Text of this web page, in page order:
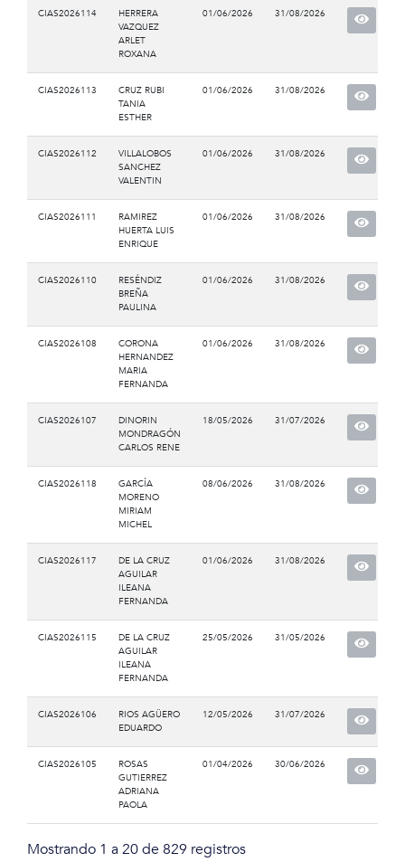
CIAS2026114
HERRERA
VAZQUEZ
ARLET
ROXANA
01/06/2026 31/08/2026
CIAS2026113
CRUZ RUBI
TANIA
ESTHER
01/06/2026 31/08/2026
CIAS2026112
VILLALOBOS
SANCHEZ
VALENTIN
01/06/2026 31/08/2026
CIAS2026111
RAMIREZ
HUERTA LUIS
ENRIQUE
01/06/2026 31/08/2026
CIAS2026110
RESÉNDIZ
BREÑA
PAULINA
01/06/2026 31/08/2026
CIAS2026108
CORONA
HERNANDEZ
MARIA
FERNANDA
01/06/2026 31/08/2026
CIAS2026107
DINORIN
MONDRAGÓN
CARLOS RENE
18/05/2026 31/07/2026
CIAS2026118
GARCÍA
MORENO
MIRIAM
MICHEL
08/06/2026 31/08/2026
CIAS2026117
DE LA CRUZ
AGUILAR
ILEANA
FERNANDA
01/06/2026 31/08/2026
CIAS2026115
DE LA CRUZ
AGUILAR
ILEANA
FERNANDA
25/05/2026 31/05/2026
CIAS2026106
RIOS AGÜERO
EDUARDO
12/05/2026 31/07/2026
CIAS2026105
ROSAS
GUTIERREZ
ADRIANA
PAOLA
01/04/2026 30/06/2026
Mostrando 1 a 20 de 829 registros